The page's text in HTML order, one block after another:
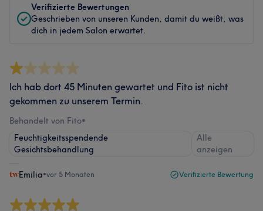
Verifizierte Bewertungen
Geschrieben von unseren Kunden, damit du weißt, was
dich in jedem Salon erwartet.
Ich hab dort 45 Minuten gewartet und Fito ist nicht
gekommen zu unserem Termin.
Behandelt von Fito•
Feuchtigkeitsspendende
Gesichtsbehandlung
Alle
anzeigen
Emilia•vor 5 Monaten Verifizierte Bewertung